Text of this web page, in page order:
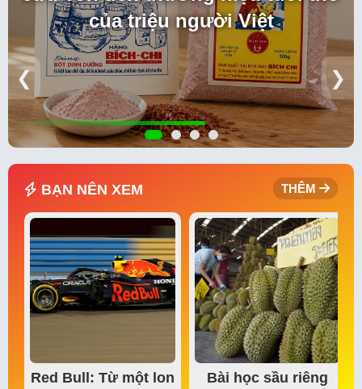
của triệu người Việt
❮ ❯
BẠN NÊN XEM THÊM
Red Bull: Từ một lon
Bài học sầu riêng